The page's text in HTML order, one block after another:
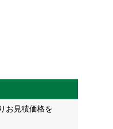
お見積価格を